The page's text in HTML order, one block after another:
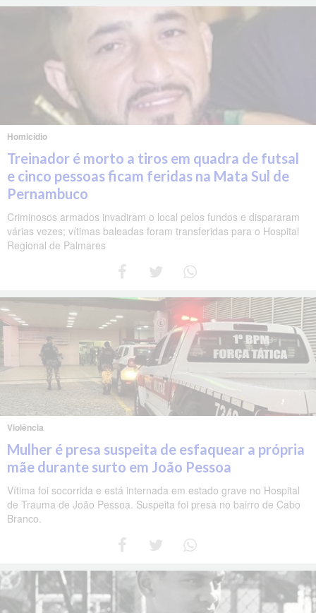
Homicídio
Treinador é morto a tiros em quadra de futsal
e cinco pessoas ficam feridas na Mata Sul de
Pernambuco
Criminosos armados invadiram o local pelos fundos e dispararam
várias vezes; vítimas baleadas foram transferidas para o Hospital
Regional de Palmares
Violência
Mulher é presa suspeita de esfaquear a própria
mãe durante surto em João Pessoa
Vítima foi socorrida e está internada em estado grave no Hospital
de Trauma de João Pessoa. Suspeita foi presa no bairro de Cabo
Branco.